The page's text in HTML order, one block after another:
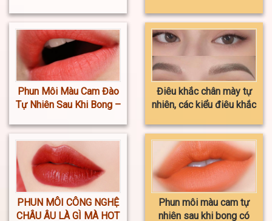
Phun Môi Màu Cam Đào
Tự Nhiên Sau Khi Bong –
Điêu khắc chân mày tự
nhiên, các kiểu điêu khắc
PHUN MÔI CÔNG NGHỆ
CHÂU ÂU LÀ GÌ MÀ HOT
Phun môi màu cam tự
nhiên sau khi bong có